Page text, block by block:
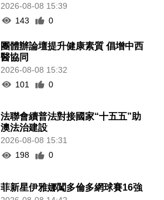
2026-08-08 15:39
143
0
團體辦論壇提升健康素質 倡增中西
醫協同
2026-08-08 15:32
101
0
法聯會續普法對接國家“十五五”助
澳法治建設
2026-08-08 15:31
198
0
菲新星伊雅娜闖多倫多網球賽16強